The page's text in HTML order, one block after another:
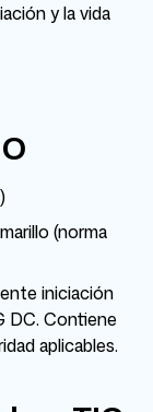
y la vida
(norma
iniciación
DC. Contiene
aplicables.